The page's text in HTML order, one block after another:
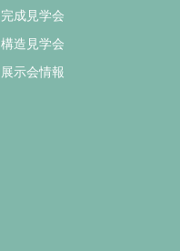
完成見学会
構造見学会
展示会情報